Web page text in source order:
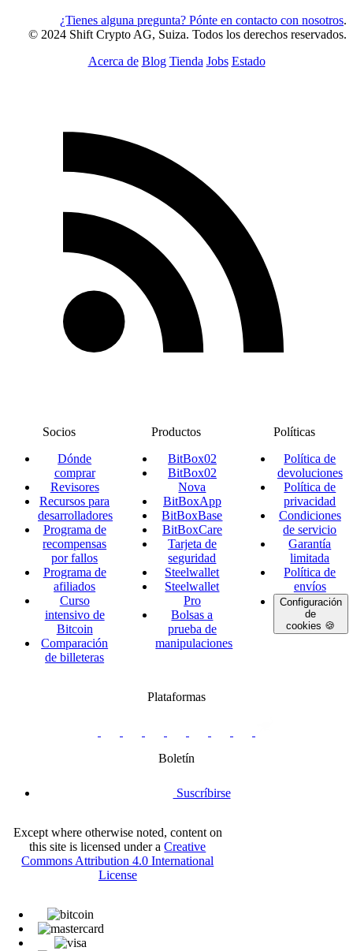
¿Tienes alguna pregunta? Pónte en contacto con nosotros.
© 2024 Shift Crypto AG, Suiza. Todos los derechos reservados.
Acerca de Blog Tienda Jobs Estado
Socios
Dónde
comprar
Revisores
Recursos para
desarrolladores
Programa de
recompensas
por fallos
Programa de
afiliados
Curso
intensivo de
Bitcoin
Comparación
de billeteras
Productos
BitBox02
BitBox02
Nova
BitBoxApp
BitBoxBase
BitBoxCare
Tarjeta de
seguridad
Steelwallet
Steelwallet
Pro
Bolsas a
prueba de
manipulaciones
Políticas
Política de
devoluciones
Política de
privacidad
Condiciones
de servicio
Garantía
limitada
Política de
envíos
Configuración
de
cookies 🍪
Plataformas
swiss
group
Boletín
Suscríbirse
Except where otherwise noted, content on
this site is licensed under aCreative
Commons Attribution 4.0 International
License